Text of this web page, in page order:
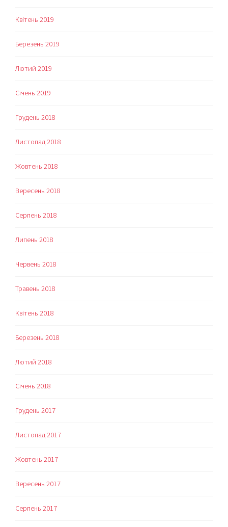
Квітень 2019
Березень 2019
Лютий 2019
Січень 2019
Грудень 2018
Листопад 2018
Жовтень 2018
Вересень 2018
Серпень 2018
Липень 2018
Червень 2018
Травень 2018
Квітень 2018
Березень 2018
Лютий 2018
Січень 2018
Грудень 2017
Листопад 2017
Жовтень 2017
Вересень 2017
Серпень 2017